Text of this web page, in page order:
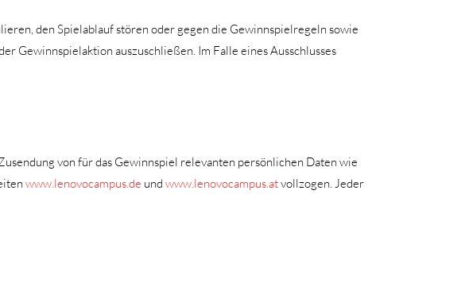
den Spielablauf stören oder gegen die Gewinnspielregeln sowie
Gewinnspielaktion auszuschließen. Im Falle eines Ausschlusses
von für das Gewinnspiel relevanten persönlichen Daten wie
www.lenovocampus.de und www.lenovocampus.atvollzogen. Jeder